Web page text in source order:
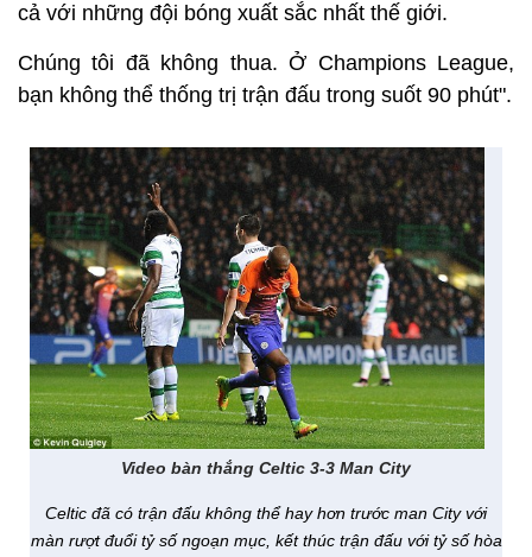
cả với những đội bóng xuất sắc nhất thế giới.
Chúng tôi đã không thua. Ở Champions League,
bạn không thể thống trị trận đấu trong suốt 90 phút".
Video bàn thắng Celtic 3-3 Man City
Celtic đã có trận đấu không thể hay hơn trước man City với
màn rượt đuổi tỷ số ngoạn mục, kết thúc trận đấu với tỷ số hòa